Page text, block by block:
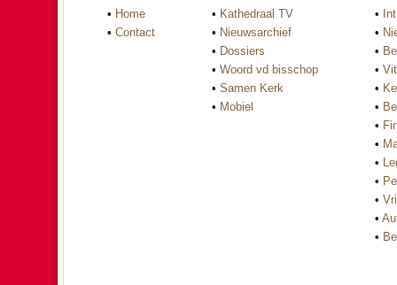
• Home
• Contact
• Kathedraal TV
• Nieuwsarchief
• Dossiers
• Woord vd bisschop
• Samen Kerk
• Mobiel
•
•
•
•
•
•
•
•
•
•
•
•
•